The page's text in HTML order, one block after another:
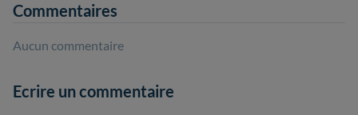
Commentaires
Aucun commentaire
Ecrire un commentaire